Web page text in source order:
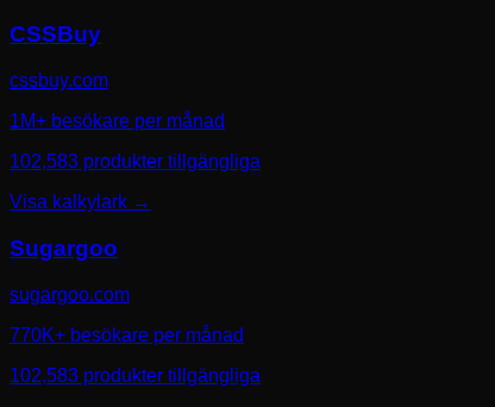
CSSBuy
cssbuy.com
1M+ besökare per månad
102,583 produkter tillgängliga
Visa kalkylark →
Sugargoo
sugargoo.com
770K+ besökare per månad
102,583 produkter tillgängliga